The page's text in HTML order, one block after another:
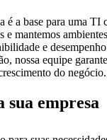
é a base para uma TI
e mantemos
e
nossa equipe
do negócio.
sua empresa